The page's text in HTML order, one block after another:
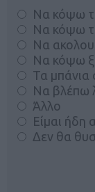
Να κόψω
Να κόψω
Να
Να κόψω
Τα
Να βλέπω
Άλλο
Είμαι ήδη
Δεν θα